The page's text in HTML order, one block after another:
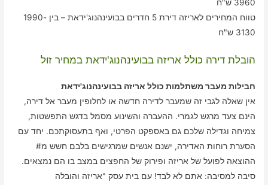
3960 ש"ח
טווח המחירים לאריזה דירת 5 חדרים בבועינהנוג'ידאת – בין 1990-
3130 ש"ח
הובלת דירה כולל אריזה בבועינהנוג'ידאת במחיר זול
חבילות מעבר משתלמות כולל אריזה בבועינהנוג'ידאת
אין שאלה לגבי זה שמעבר לדירה חדשה או לחלופין מעבר אל דירה,
הינם צעד מרגש לגמרי. ההעברה והשינוע מסמל בדגש התפשטות,
צמיחה וגדילה שלכם גם באספקט הפרטי, ואף בתעסוקתכם. יחד עם
הסערת רוחות האדירה, ישנם אנשים שמרגישים בלבם חשש מ#
ההוצאה לפועל של אריזה ופירוק של החפצים במצב בו הם נמצאים.
סיבה למסיבה: אתם לא לבד! עם בית עסק "אריזה והובלה